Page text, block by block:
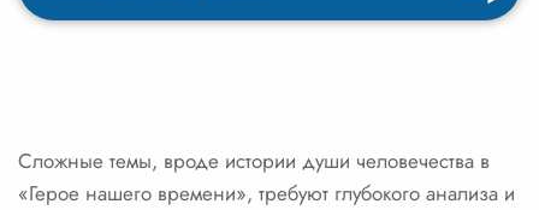
Сложные темы, вроде истории души человечества в
«Герое нашего времени», требуют глубокого анализа и